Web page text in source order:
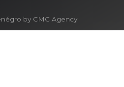
by CMC Agency.